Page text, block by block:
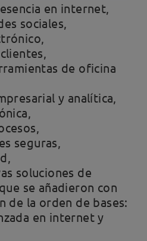
en internet,
sociales,
de oficina
y analítica,
seguras,
soluciones de
se añadieron con
de la orden de bases:
en internet y